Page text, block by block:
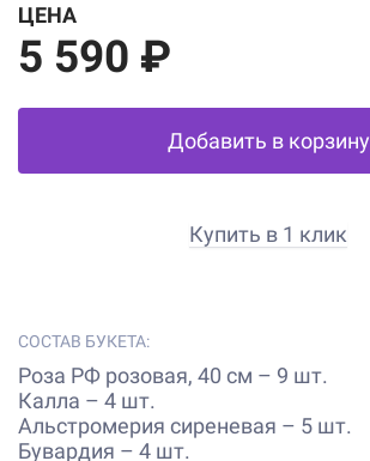
ЦЕНА
5 590 ₽
Добавить в корзину
Купить в 1 клик
СОСТАВ БУКЕТА:
Роза РФ розовая, 40 см – 9 шт.
Калла – 4 шт.
Альстромерия сиреневая – 5 шт.
Бувардия – 4 шт.